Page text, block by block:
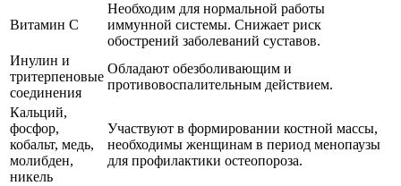
Витамин С
Необходим для нормальной работы
иммунной системы. Снижает риск
обострений заболеваний суставов.
Инулин и
тритерпеновые
соединения
Обладают обезболивающим и
противовоспалительным действием.
Кальций,
фосфор,
кобальт, медь,
молибден,
никель
Участвуют в формировании костной массы,
необходимы женщинам в период менопаузы
для профилактики остеопороза.